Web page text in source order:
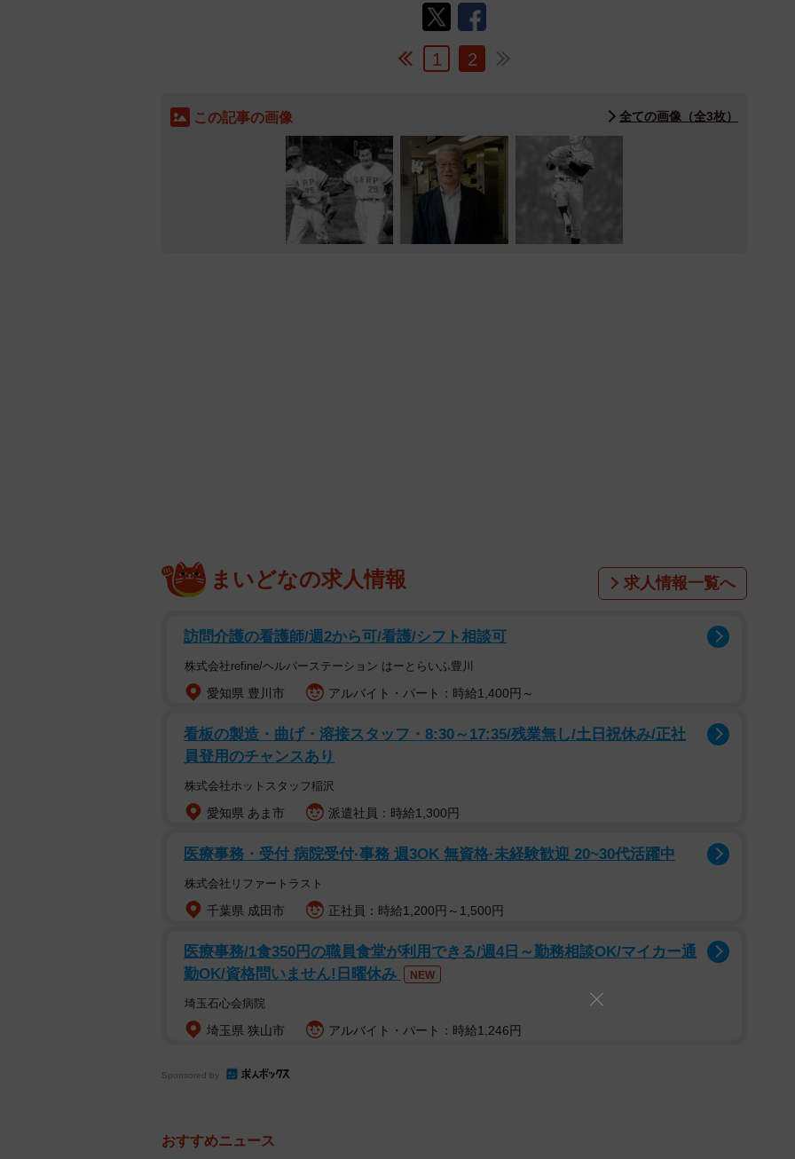
1 2
この記事の画像 全ての画像（全3枚）
まいどなの求人情報 求人情報一覧へ
訪問介護の看護師/週2から可/看護/シフト相談可
株式会社refine/ヘルパーステーション はーとらいふ豊川
愛知県 豊川市 アルバイト・パート：時給1,400円～
看板の製造・曲げ・溶接スタッフ・8:30～17:35/残業無し/土日祝休み/正社
員登用のチャンスあり
株式会社ホットスタッフ稲沢
愛知県 あま市 派遣社員：時給1,300円
医療事務・受付 病院受付·事務 週3OK 無資格·未経験歓迎 20~30代活躍中
株式会社リファートラスト
千葉県 成田市 正社員：時給1,200円～1,500円
医療事務/1食350円の職員食堂が利用できる/週4日～勤務相談OK/マイカー通
勤OK/資格問いません!日曜休み
NEW
埼玉石心会病院
埼玉県 狭山市 アルバイト・パート：時給1,246円
Sponsored by
おすすめニュース